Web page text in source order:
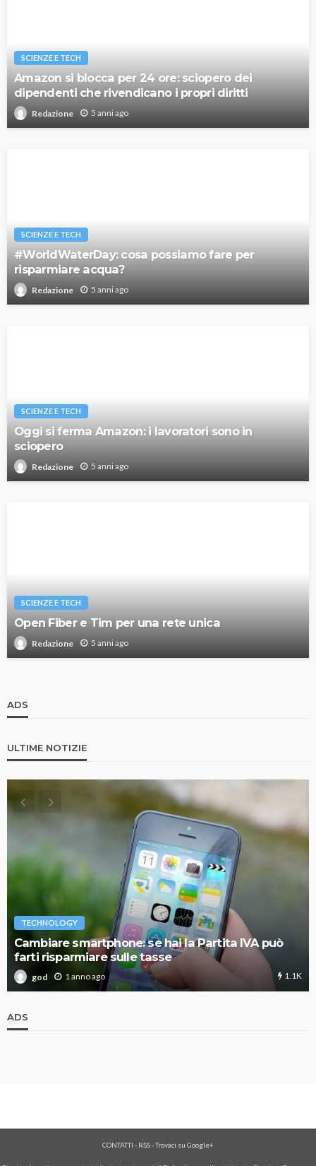
SCIENZE E TECH
Amazon si blocca per 24 ore: sciopero dei
dipendenti che rivendicano i propri diritti
Redazione 5 anni ago
SCIENZE E TECH
#WorldWaterDay: cosa possiamo fare per
risparmiare acqua?
Redazione 5 anni ago
SCIENZE E TECH
Oggi si ferma Amazon: i lavoratori sono in
sciopero
Redazione 5 anni ago
SCIENZE E TECH
Open Fiber e Tim per una rete unica
Redazione 5 anni ago
ADS
ULTIME NOTIZIE
TECHNOLOGY
Cambiare smartphone: se hai la Partita IVA può
farti risparmiare sulle tasse
god 1 anno ago 1.1K
ADS
CONTATTI - RSS-Trovaci su Google+